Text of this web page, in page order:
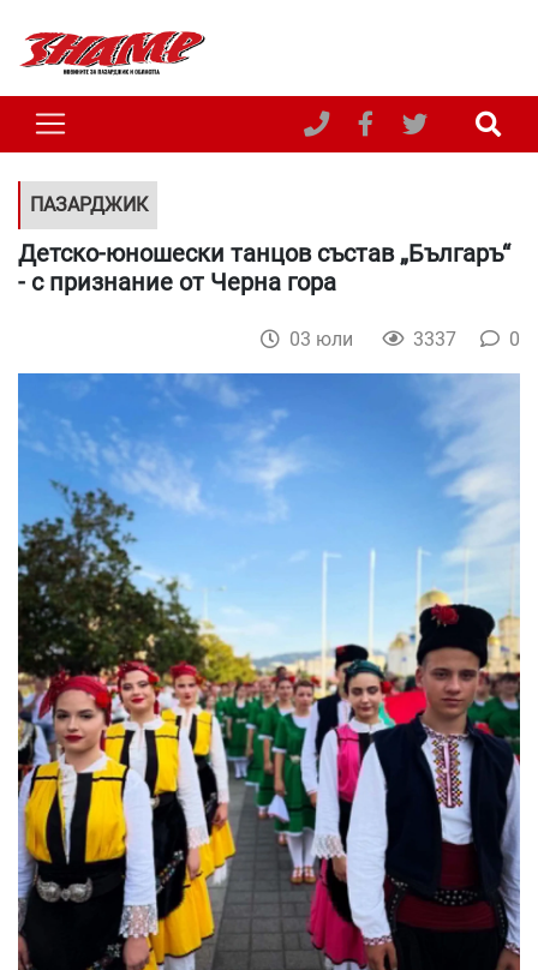
ПАЗАРДЖИК
Детско-юношески танцов състав „Българъ“
- с признание от Черна гора
03 юли 3337 0